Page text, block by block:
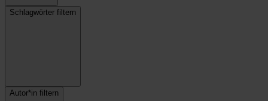
Schlagwörter filtern
Autor*in filtern